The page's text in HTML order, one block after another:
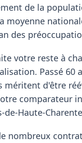
de la
moyenne
des
votre reste à
Passé 60
méritent d'être
comparateur
de-Haute-
nombreux